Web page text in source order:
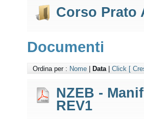
Corso
Documenti
Ordina per : Nome Data Click [
NZEB -
REV1